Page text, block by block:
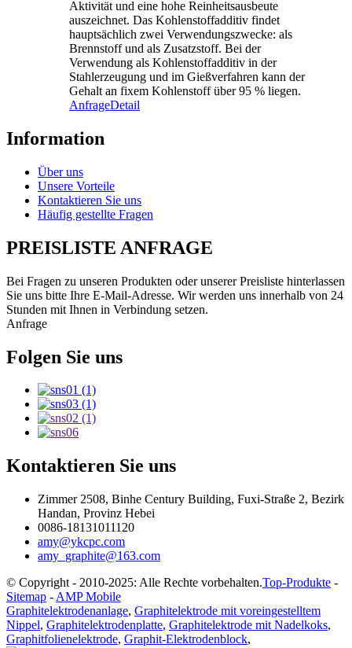
Aktivität und eine hohe Reinheitsausbeute
auszeichnet. Das Kohlenstoffadditiv findet
hauptsächlich zwei Verwendungszwecke: als
Brennstoff und als Zusatzstoff. Bei der
Verwendung als Kohlenstoffadditiv in der
Stahlerzeugung und im Gießverfahren kann der
Gehalt an fixem Kohlenstoff über 95 % liegen.
AnfrageDetail
Information
Über uns
Unsere Vorteile
Kontaktieren Sie uns
Häufig gestellte Fragen
PREISLISTE ANFRAGE
Bei Fragen zu unseren Produkten oder unserer Preisliste hinterlassen
Sie uns bitte Ihre E-Mail-Adresse. Wir werden uns innerhalb von 24
Stunden mit Ihnen in Verbindung setzen.
Anfrage
Folgen Sie uns
Kontaktieren Sie uns
Zimmer 2508, Binhe Century Building, Fuxi-Straße 2, Bezirk
Handan, Provinz Hebei
0086-18131011120
amy@ykcpc.com
amy_graphite@163.com
© Copyright - 2010-2025: Alle Rechte vorbehalten.Top-Produkte -
Sitemap - AMP Mobile
Graphitelektrodenanlage, Graphitelektrode mit voreingestelltem
Nippel, Graphitelektrodenplatte, Graphitelektrode mit Nadelkoks,
Graphitfolienelektrode, Graphit-Elektrodenblock,